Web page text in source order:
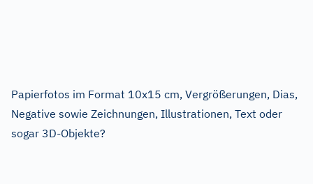
Papierfotos im Format 10x15 cm, Vergrößerungen, Dias,
Negative sowie Zeichnungen, Illustrationen, Text oder
sogar 3D-Objekte?